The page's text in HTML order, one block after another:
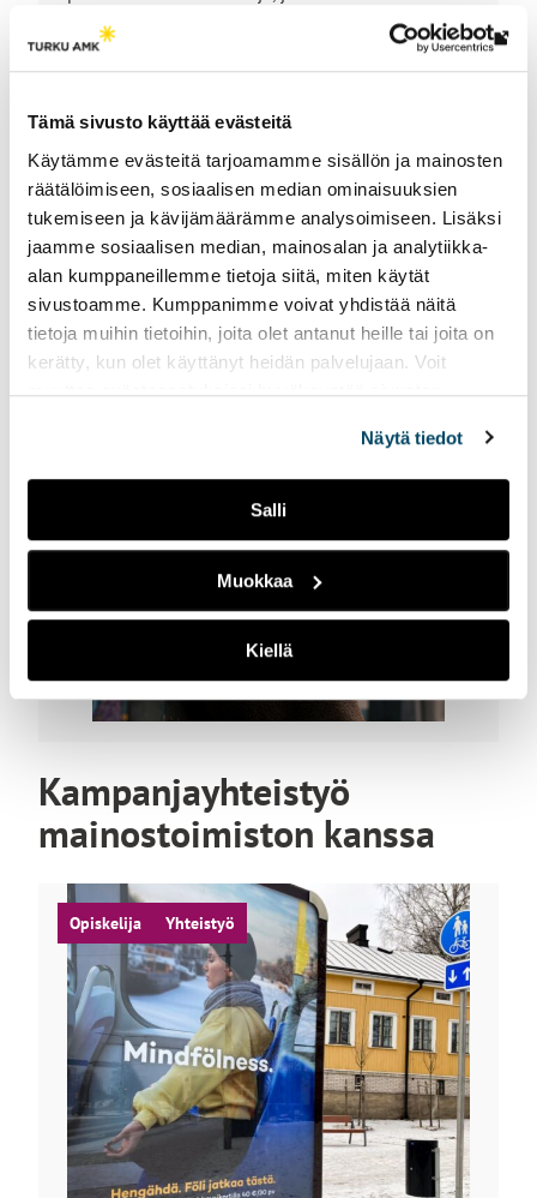
Tämä sivusto käyttää evästeitä
Käytämme evästeitä tarjoamamme sisällön ja mainosten
räätälöimiseen, sosiaalisen median ominaisuuksien
tukemiseen ja kävijämäärämme analysoimiseen. Lisäksi
jaamme sosiaalisen median, mainosalan ja analytiikka-
alan kumppaneillemme tietoja siitä, miten käytät
sivustoamme. Kumppanimme voivat yhdistää näitä
tietoja muihin tietoihin, joita olet antanut heille tai joita on
kerätty, kun olet käyttänyt heidän palvelujaan. Voit
muuttaa evästeasetuksiesi hyväksyntää sivuston
Näytä tiedot
Salli
Muokkaa
Kiellä
loparit ja aloitti uran copywriterina. Googlasin,
että mikä on copywriter ja siten päädyin
mainonnan suunnittelun linjalle.
työskentelee Nord DDB:ssä. Yhdysvaltalainen Ad
Age on nimennyt Adenin yhdeksi alan nousevista
tähdistä.
Kampanjayhteistyö
mainostoimiston kanssa
Opiskelija Yhteistyö